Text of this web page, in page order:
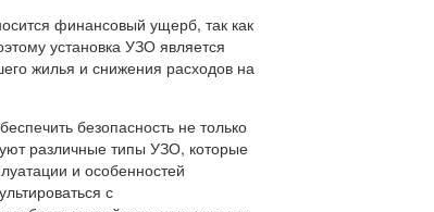
финансовый ущерб, так как
установка УЗО является
жилья и снижения расходов на
безопасность не только
различные типы УЗО, которые
и особенностей
с